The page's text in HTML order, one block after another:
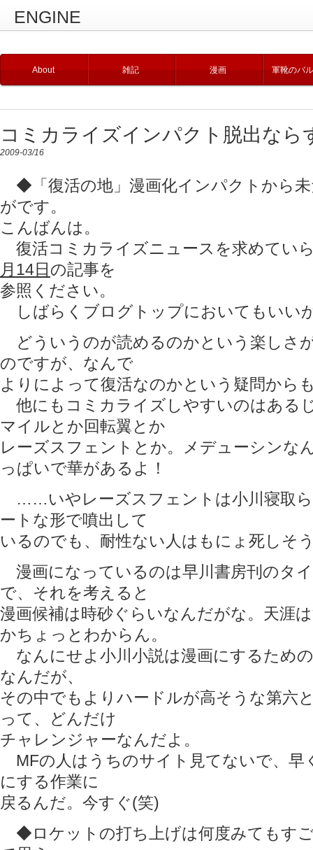
ENGINE
About 雑記 漫画 軍靴のバ
コミカライズインパクト脱出なら
2009-03/16
◆「復活の地」漫画化インパクトから
がです。
こんばんは。
復活コミカライズニュースを求めてい
月14日の記事を
参照ください。
しばらくブログトップにおいてもい
どういうのが読めるのかという楽しさ
のですが、なんで
よりによって復活なのかという疑問から
他にもコミカライズしやすいのはある
マイルとか回転翼とか
レーズスフェントとか。メデューシンな
っぱいで華があるよ！
……いやレーズスフェントは小川寝取
ートな形で噴出して
いるのでも、耐性ない人はもにょ死しそ
漫画になっているのは早川書房刊のタ
で、それを考えると
漫画候補は時砂ぐらいなんだがな。天涯
かちょっとわからん。
なんにせよ小川小説は漫画にするため
なんだが、
その中でもよりハードルが高そうな第六
って、どんだけ
チャレンジャーなんだよ。
MFの人はうちのサイト見てないで、早
にする作業に
戻るんだ。今すぐ(笑)
◆ロケットの打ち上げは何度みてもす